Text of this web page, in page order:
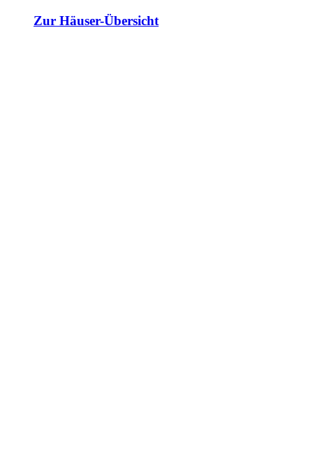
Zur Häuser-Übersicht